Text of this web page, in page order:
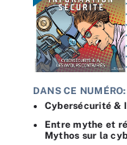
DANS CE NUMÉRO:
Cybersécurité &
Entre mythe et
Mythos sur la